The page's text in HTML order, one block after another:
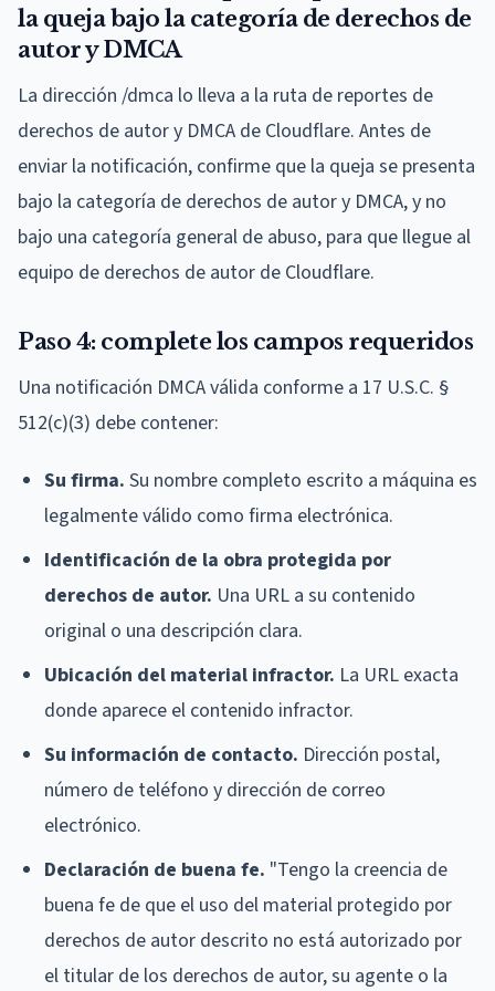
la queja bajo la categoría de derechos de
autor y DMCA
La dirección /dmca lo lleva a la ruta de reportes de
derechos de autor y DMCA de Cloudflare. Antes de
enviar la notificación, confirme que la queja se presenta
bajo la categoría de derechos de autor y DMCA, y no
bajo una categoría general de abuso, para que llegue al
equipo de derechos de autor de Cloudflare.
Paso 4: complete los campos requeridos
Una notificación DMCA válida conforme a 17 U.S.C. §
512(c)(3) debe contener:
Su firma. Su nombre completo escrito a máquina es
legalmente válido como firma electrónica.
Identificación de la obra protegida por
derechos de autor. Una URL a su contenido
original o una descripción clara.
Ubicación del material infractor. La URL exacta
donde aparece el contenido infractor.
Su información de contacto. Dirección postal,
número de teléfono y dirección de correo
electrónico.
Declaración de buena fe. "Tengo la creencia de
buena fe de que el uso del material protegido por
derechos de autor descrito no está autorizado por
el titular de los derechos de autor, su agente o la